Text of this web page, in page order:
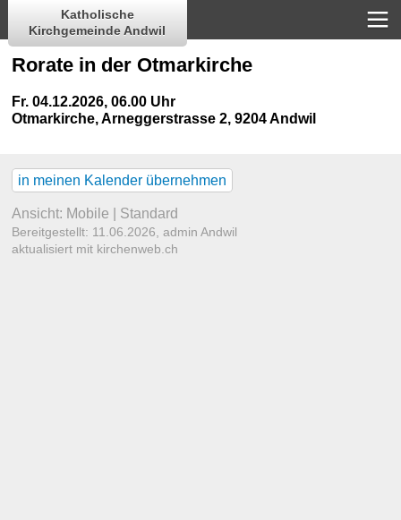
Katholische
Kirchgemeinde Andwil
Rorate in der Otmarkirche
Fr. 04.12.2026, 06.00 Uhr
Otmarkirche,Arneggerstrasse 2, 9204 Andwil
in meinen Kalender übernehmen
Ansicht: Mobile Standard
Bereitgestellt: 11.06.2026,admin Andwil
aktualisiert mit kirchenweb.ch